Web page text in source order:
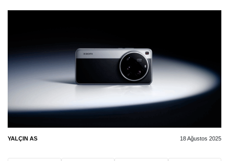
YALÇIN AS 18 Ağustos 2025